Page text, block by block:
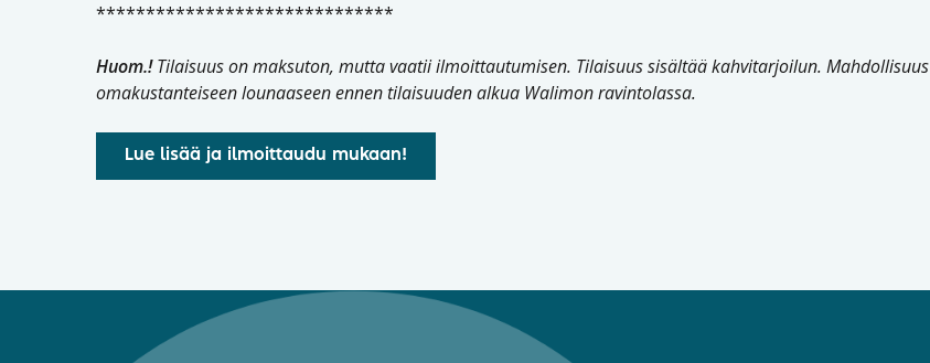
******************************
Huom.!Tilaisuus on maksuton, mutta vaatii ilmoittautumisen. Tilaisuus sisältää kahvitarjoilun. Mahdollisuus
omakustanteiseen lounaaseen ennen tilaisuuden alkua Walimon ravintolassa.
Lue lisää ja ilmoittaudu mukaan!